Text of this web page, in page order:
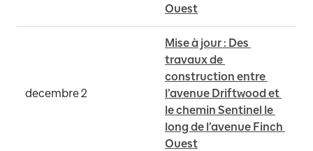
Ouest
decembre 2
Mise à jour : Des
travaux de
construction entre
l’avenue Driftwood et
le chemin Sentinel le
long de l’avenue Finch
Ouest